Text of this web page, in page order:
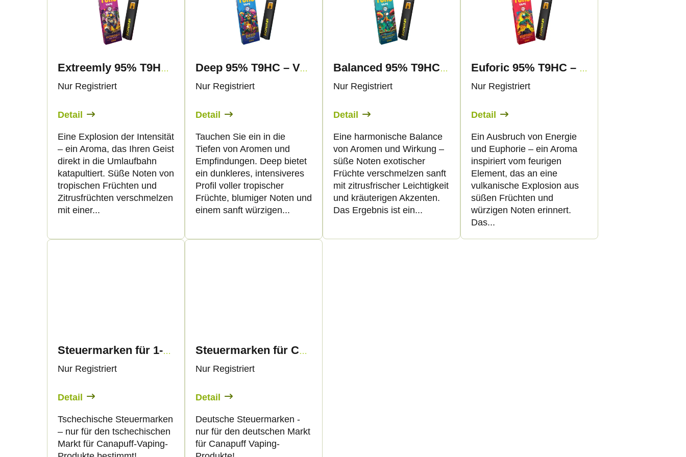
k
s
o
e
e
d
e
P
o
d
Extreemly 95% T9HC – Vape – 1ml - Canapuff
Nur Registriert
Detail
Eine Explosion der Intensität
– ein Aroma, das Ihren Geist
direkt in die Umlaufbahn
katapultiert. Süße Noten von
tropischen Früchten und
Zitrusfrüchten verschmelzen
mit einer...
Deep 95% T9HC – Vape – 1ml - Canapuff
Nur Registriert
Detail
Tauchen Sie ein in die
Tiefen von Aromen und
Empfindungen. Deep bietet
ein dunkleres, intensiveres
Profil voller tropischer
Früchte, blumiger Noten und
einem sanft würzigen...
Balanced 95% T9HC – Vape – 1ml - Canapuff
Nur Registriert
Detail
Eine harmonische Balance
von Aromen und Wirkung –
süße Noten exotischer
Früchte verschmelzen sanft
mit zitrusfrischer Leichtigkeit
und kräuterigen Akzenten.
Das Ergebnis ist ein...
Euforic 95% T9HC – Vape – 1ml - Canapuff
Nur Registriert
Detail
Ein Ausbruch von Energie
und Euphorie – ein Aroma
inspiriert vom feurigen
Element, das an eine
vulkanische Explosion aus
süßen Früchten und
würzigen Noten erinnert.
Das...
Steuermarken für 1-ml-Vape-Produkte – nur für CZ-Kunden
Nur Registriert
Detail
Tschechische Steuermarken
– nur für den tschechischen
Markt für Canapuff-Vaping-
Steuermarken für Canapuff-Produkte 1ml - Nur für den deutschen Markt
Nur Registriert
Detail
Deutsche Steuermarken -
nur für den deutschen Markt
für Canapuff Vaping-